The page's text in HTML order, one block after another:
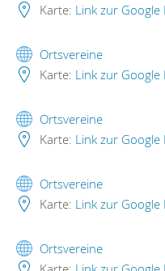
Karte: Link zur Google
Ortsvereine
Karte: Link zur Google
Ortsvereine
Karte: Link zur Google
Ortsvereine
Karte: Link zur Google
Ortsvereine